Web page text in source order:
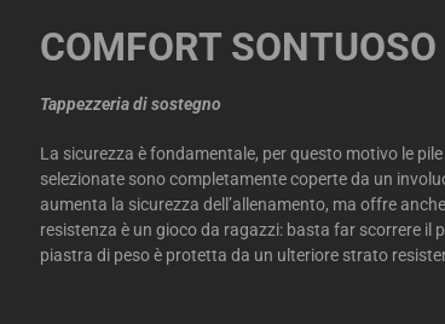
COMFORT SONTUOSO
Tappezzeria di sostegno
La sicurezza è fondamentale, per questo motivo le
selezionate sono completamente coperte da un
aumenta la sicurezza dell’allenamento, ma offre
resistenza è un gioco da ragazzi: basta far scorrere il
piastra di peso è protetta da un ulteriore strato